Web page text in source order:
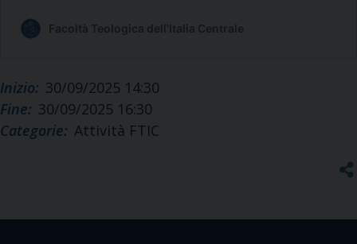
Inizio: 30/09/2025 14:30
Fine: 30/09/2025 16:30
Categorie: Attività FTIC